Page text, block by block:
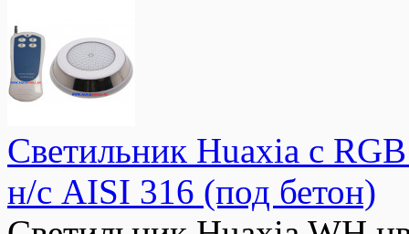
Светильник Huaxia с
н/с AISI 316 (под бетон)